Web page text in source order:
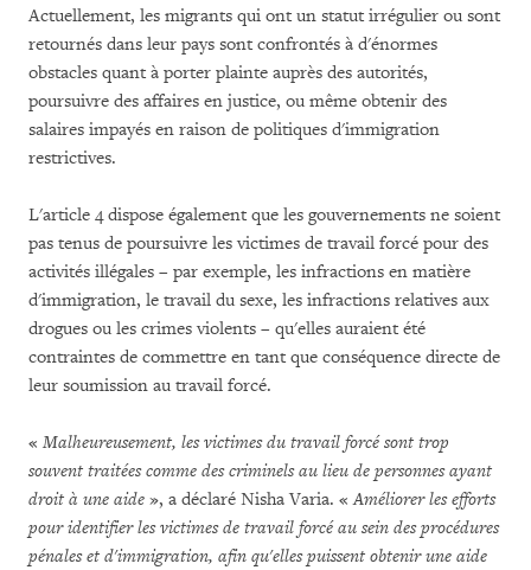
Actuellement, les migrants qui ont un statut irrégulier ou sont
retournés dans leur pays sont confrontés à d'énormes
obstacles quant à porter plainte auprès des autorités,
poursuivre des affaires en justice, ou même obtenir des
salaires impayés en raison de politiques d'immigration
restrictives.
L'article 4 dispose également que les gouvernements ne soient
pas tenus de poursuivre les victimes de travail forcé pour des
activités illégales – par exemple, les infractions en matière
d'immigration, le travail du sexe, les infractions relatives aux
drogues ou les crimes violents – qu'elles auraient été
contraintes de commettre en tant que conséquence directe de
leur soumission au travail forcé.
« Malheureusement, les victimes du travail forcé sont trop
souvent traitées comme des criminels au lieu de personnes ayant
droit à une aide », a déclaré Nisha Varia. «Améliorer les efforts
pour identifier les victimes de travail forcé au sein des procédures
pénales et d'immigration, afin qu'elles puissent obtenir une aide